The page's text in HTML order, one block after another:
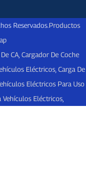
Reservados.Productos
CA, Cargador De Coche
Eléctricos Carga De
Eléctricos Para Uso
Vehículos Eléctricos,